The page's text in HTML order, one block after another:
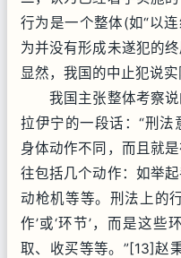
行为是一个整体(如“以
为并没有形成未遂犯的
显然，我国的中止犯说实
我国主张整体考察说
拉伊宁的一段话：“刑
身体动作不同，而且就
往包括几个动作：如举
动枪机等等。刑法上的
作’或‘环节’，而是这
取、收买等等。”[13]赵